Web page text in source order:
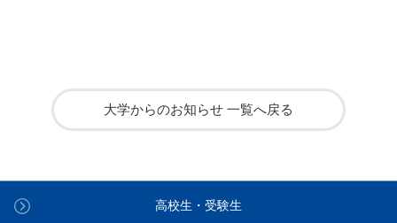
大学からのお知らせ 一覧へ戻る
高校生・受験生